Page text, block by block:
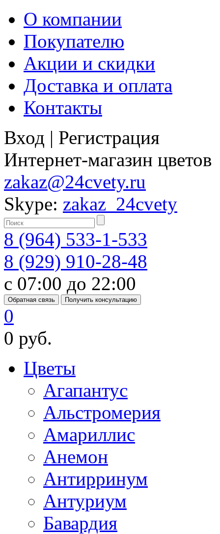
О компании
Покупателю
Акции и скидки
Доставка и оплата
Контакты
Вход | Регистрация
Интернет-магазин цветов
zakaz@24cvety.ru
Skype: zakaz_24cvety
8 (964) 533-1-533
8 (929) 910-28-48
с 07:00 до 22:00
Обратная связь Получить консультацию
0
0 руб.
Цветы
Агапантус
Альстромерия
Амариллис
Анемон
Антирринум
Антуриум
Бавардия